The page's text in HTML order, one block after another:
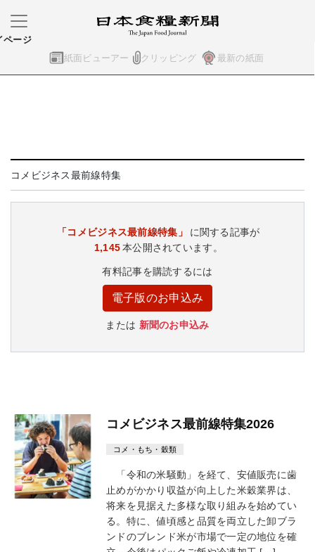
紙面ビューアー クリッピング 最新の紙面
ページ
コメビジネス最前線特集
「コメビジネス最前線特集」
に関する記事が
1,145本公開されています。
有料記事を購読するには
電子版のお申込み
または 新聞のお申込み
コメビジネス最前線特集2026
コメ・もち・穀類
「令和の米騒動」を経て、安値販売に歯
止めがかかり収益が向上した米穀業界は、
将来を見据えた多様な取り組みを始めてい
る。特に、値頃感と品質を両立した卸ブラ
ンドのブレンド米が市場で一定の地位を確